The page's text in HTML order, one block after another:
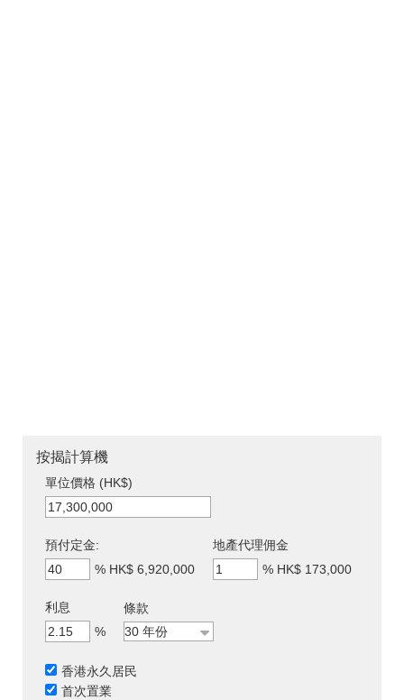
按揭計算機
單位價格 (HK$)
預付定金:
% HK$ 6,920,000
地產代理佣金
% HK$ 173,000
利息
%
條款
香港永久居民
首次置業